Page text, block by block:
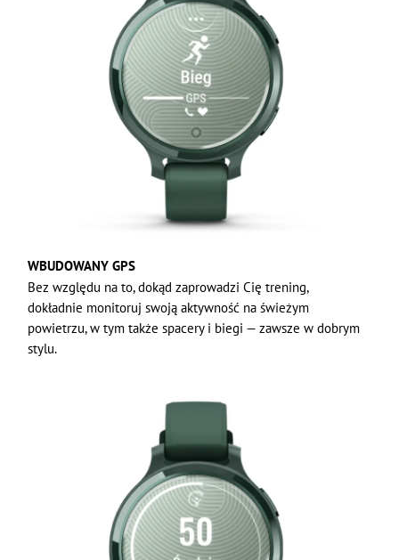
WBUDOWANY GPS
Bez względu na to, dokąd zaprowadzi Cię trening,
dokładnie monitoruj swoją aktywność na świeżym
powietrzu, w tym także spacery i biegi — zawsze w dobrym
stylu.